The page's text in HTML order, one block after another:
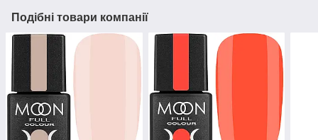
Подібні товари компанії